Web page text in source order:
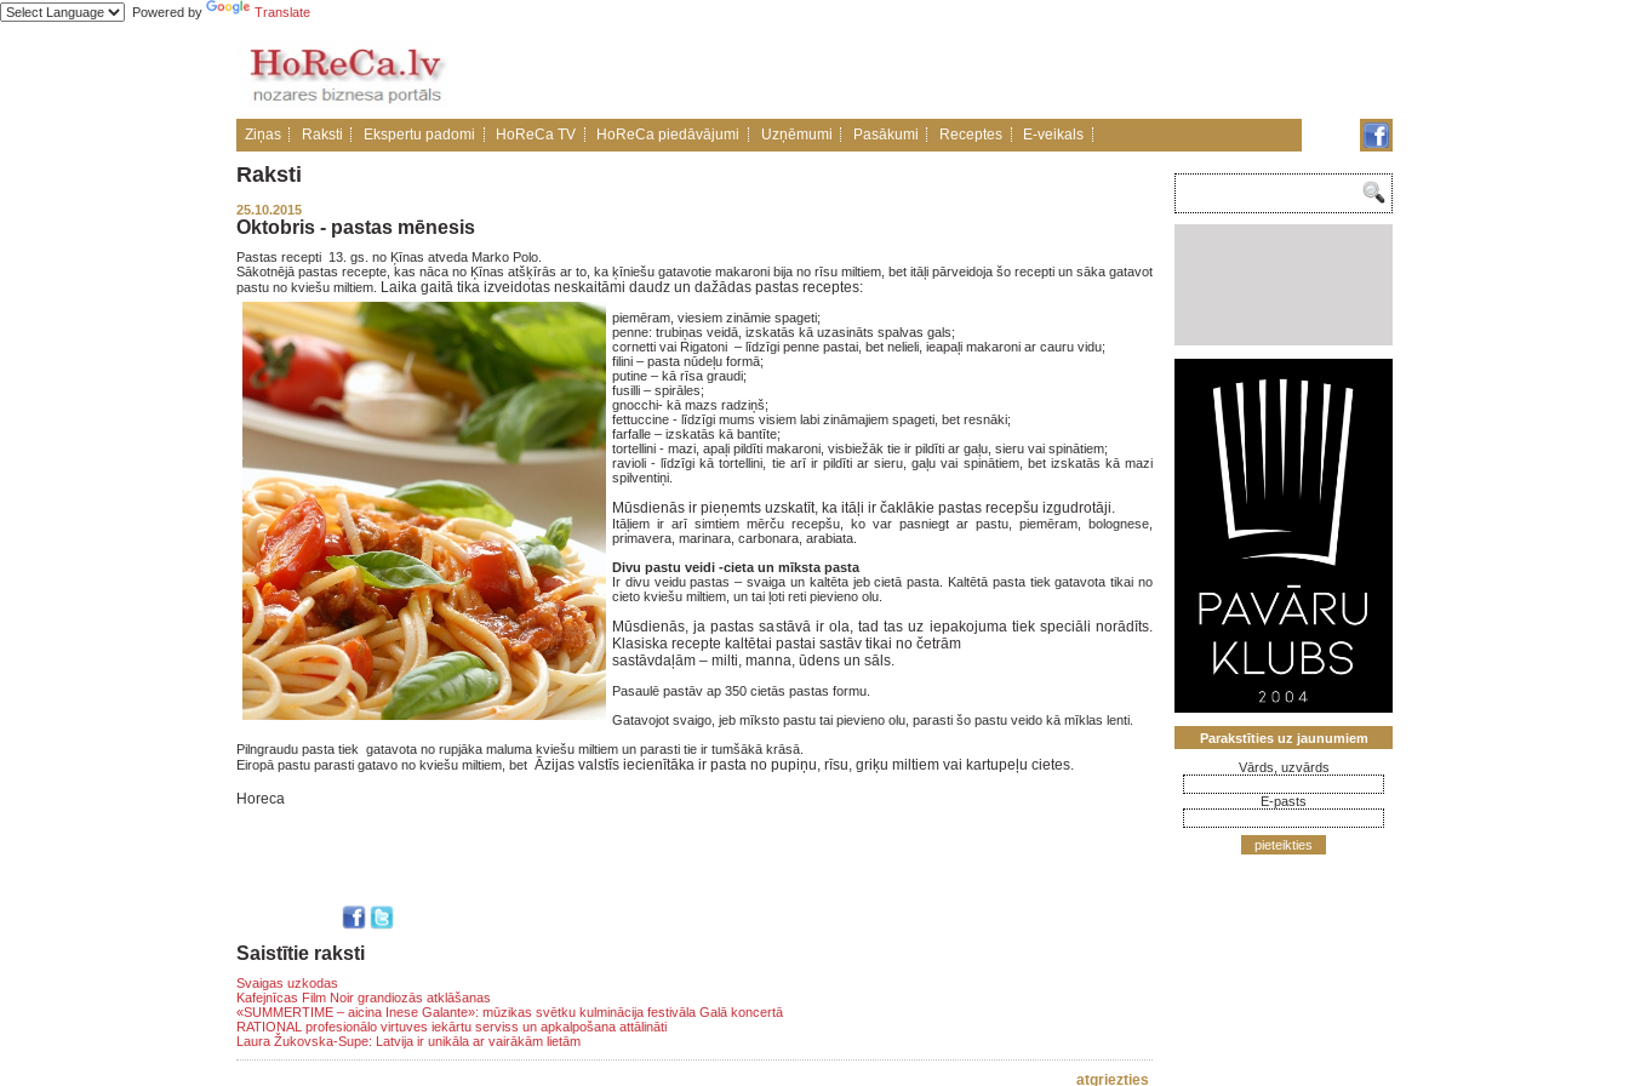
Powered by Translate
Ziņas Raksti Ekspertu padomi HoReCa TV HoReCa piedāvājumi Uzņēmumi Pasākumi Receptes E-veikals
Raksti
25.10.2015
Oktobris - pastas mēnesis
Pastas recepti 13. gs. no Ķīnas atveda Marko Polo.
Sākotnējā pastas recepte, kas nāca no Ķīnas atšķīrās ar to, ka ķīniešu gatavotie makaroni bija no rīsu miltiem, bet itāļi pārveidoja šo recepti un sāka gatavot
pastu no kviešu miltiem.
Laika gaitā tika izveidotas neskaitāmi daudz un dažādas pastas receptes:
piemēram, viesiem zināmie spageti;
penne: trubiņas veidā, izskatās kā uzasināts spalvas gals;
cornetti vai Rigatoni – līdzīgi penne pastai, bet nelieli, ieapaļi makaroni ar cauru vidu;
filini – pasta nūdeļu formā;
putine – kā rīsa graudi;
fusilli – spirāles;
gnocchi- kā mazs radziņš;
fettuccine - līdzīgi mums visiem labi zināmajiem spageti, bet resnāki;
farfalle – izskatās kā bantīte;
tortellini - mazi, apaļi pildīti makaroni, visbiežāk tie ir pildīti ar gaļu, sieru vai spinātiem;
ravioli - līdzīgi kā tortellini, tie arī ir pildīti ar sieru, gaļu vai spinātiem, bet izskatās kā mazi
spilventiņi.
Mūsdienās ir pieņemts uzskatīt, ka itāļi ir čaklākie pastas recepšu izgudrotāji.
Itāļiem ir arī simtiem mērču recepšu, ko var pasniegt ar pastu, piemēram, bolognese,
primavera, marinara, carbonara, arabiata.
Divu pastu veidi -cieta un mīksta pasta
Ir divu veidu pastas – svaiga un kaltēta jeb cietā pasta. Kaltētā pasta tiek gatavota tikai no
cieto kviešu miltiem, un tai ļoti reti pievieno olu.
Mūsdienās, ja pastas sastāvā ir ola, tad tas uz iepakojuma tiek speciāli norādīts.
Klasiska recepte kaltētai pastai sastāv tikai no četrām
sastāvdaļām – milti, manna, ūdens un sāls.
Pasaulē pastāv ap 350 cietās pastas formu.
Gatavojot svaigo, jeb mīksto pastu tai pievieno olu, parasti šo pastu veido kā mīklas lenti.
Pilngraudu pasta tiek gatavota no rupjāka maluma kviešu miltiem un parasti tie ir tumšākā krāsā.
Eiropā pastu parasti gatavo no kviešu miltiem, bet Āzijas valstīs iecienītāka ir pasta no pupiņu, rīsu, griķu miltiem vai kartupeļu cietes.
Horeca
Saistītie raksti
Svaigas uzkodas
Kafejnīcas Film Noir grandiozās atklāšanas
«SUMMERTIME – aicina Inese Galante»: mūzikas svētku kulminācija festivāla Galā koncertā
RATIONAL profesionālo virtuves iekārtu serviss un apkalpošana attālināti
Laura Žukovska-Supe: Latvija ir unikāla ar vairākām lietām
atgriezties
Parakstīties uz jaunumiem
Vārds, uzvārds
E-pasts
pieteikties